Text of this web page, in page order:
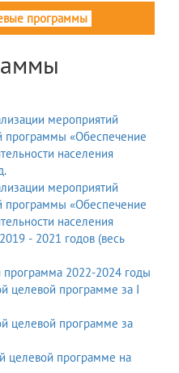
программы
мероприятий
программы «Обеспечение
населения
мероприятий
программы «Обеспечение
населения
- 2021 годов (весь
программа 2022-2024 годы
целевой программе за I
целевой программе за
целевой программе на